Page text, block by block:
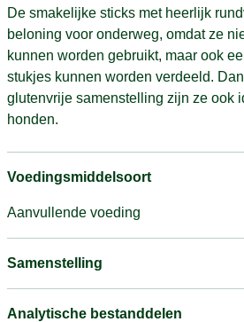
De smakelijke sticks met heerlijk
beloning voor onderweg, omdat ze
kunnen worden gebruikt, maar ook
stukjes kunnen worden verdeeld.
glutenvrije samenstelling zijn ze ook
honden.
Voedingsmiddelsoort
Aanvullende voeding
Samenstelling
Analytische bestanddelen